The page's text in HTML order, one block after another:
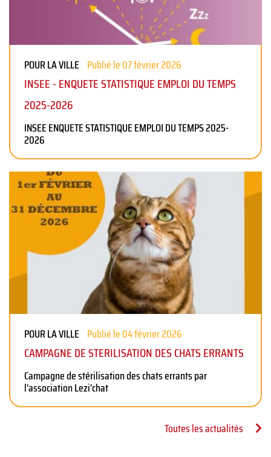
POUR LA VILLE Publié le 07 février 2026
INSEE - ENQUETE STATISTIQUE EMPLOI DU TEMPS
2025-2026
INSEE ENQUETE STATISTIQUE EMPLOI DU TEMPS 2025-
2026
POUR LA VILLE Publié le 04 février 2026
CAMPAGNE DE STERILISATION DES CHATS ERRANTS
Campagne de stérilisation des chats errants par
l'association Lezi'chat
Toutes les actualités